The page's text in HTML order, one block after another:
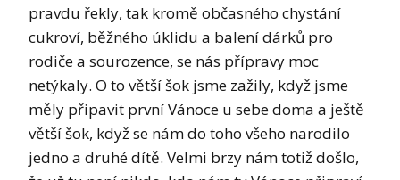
pravdu řekly, tak kromě občasného chystání
cukroví, běžného úklidu a balení dárků pro
rodiče a sourozence, se nás přípravy moc
netýkaly. O to větší šok jsme zažily, když jsme
měly připavit první Vánoce u sebe doma a ještě
větší šok, když se nám do toho všeho narodilo
jedno a druhé dítě. Velmi brzy nám totiž došlo,